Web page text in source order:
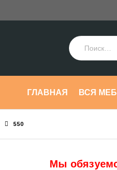
ГЛАВНАЯ ВСЯ
550
Мы